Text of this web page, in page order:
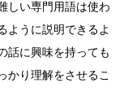
しい専門用語は使わ
ように説明できるよ
話に興味を持っても
かり理解をさせるこ